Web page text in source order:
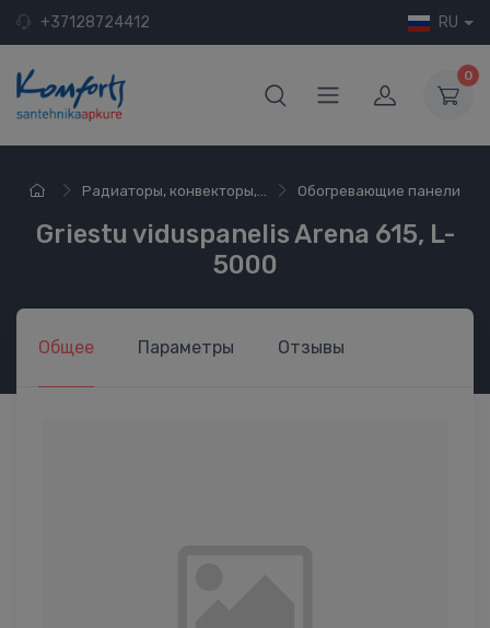
+37128724412 RU
0
Радиаторы, конвекторы,... Обогревающие панели
Griestu viduspanelis Arena 615, L-
5000
Общее Параметры Отзывы